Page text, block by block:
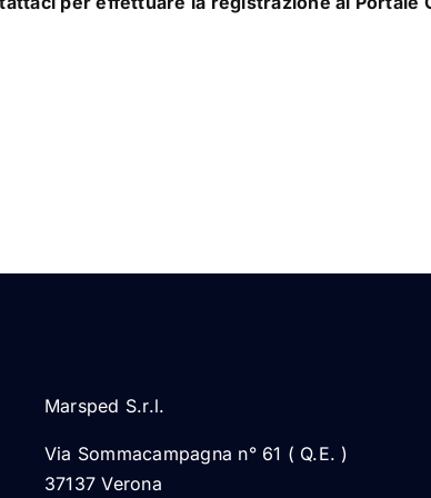
Marsped S.r.l.
Via Sommacampagna n° 61 ( Q.E. )
37137 Verona